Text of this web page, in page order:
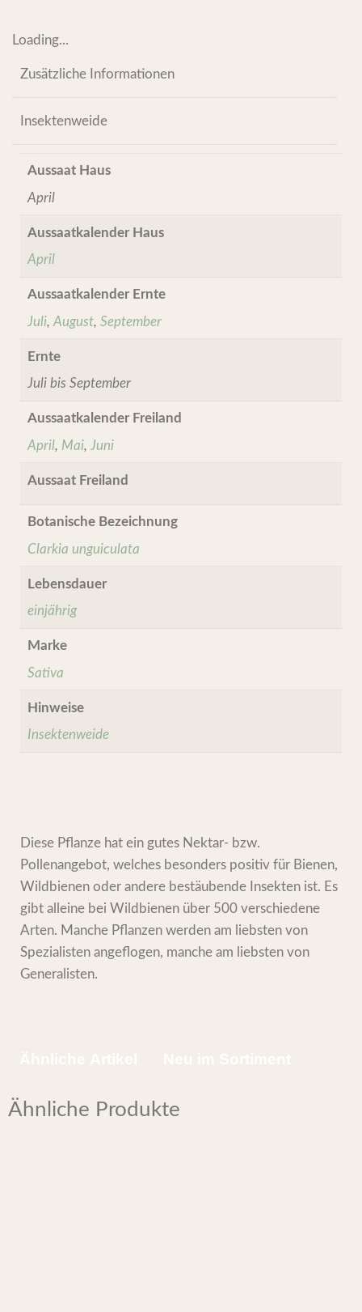
Loading...
Zusätzliche Informationen
Insektenweide
Aussaat Haus
April
Aussaatkalender Haus
April
Aussaatkalender Ernte
Juli, August, September
Ernte
Juli bis September
Aussaatkalender Freiland
April, Mai, Juni
Aussaat Freiland
Botanische Bezeichnung
Clarkia unguiculata
Lebensdauer
einjährig
Marke
Sativa
Hinweise
Insektenweide
Diese Pflanze hat ein gutes Nektar- bzw.
Pollenangebot, welches besonders positiv für Bienen,
Wildbienen oder andere bestäubende Insekten ist. Es
gibt alleine bei Wildbienen über 500 verschiedene
Arten. Manche Pflanzen werden am liebsten von
Spezialisten angeflogen, manche am liebsten von
Generalisten.
Ähnliche Produkte